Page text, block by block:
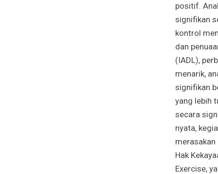
positif.
signifikan
kontrol
dan
(IADL),
menarik,
signifikan
yang lebih
secara
nyata,
Hak
Exercise,